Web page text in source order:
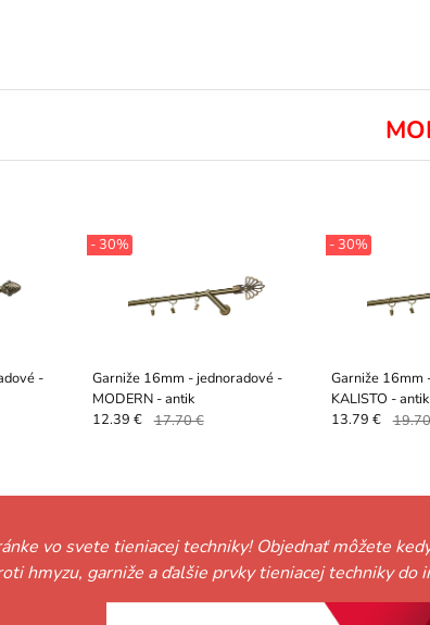
-
Garniže 16mm - jednoradové -
MODERN - antik
- 30%
12.39 € 17.70 €
Garniže 16mm
KALISTO - antik
- 30%
13.79 €
vo svete tieniacej techniky! Objednať môžete
hmyzu, garniže a ďalšie prvky tieniacej techniky